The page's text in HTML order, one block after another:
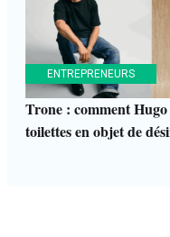
ENTREPRENEURS
Trone : comment
toilettes en objet de